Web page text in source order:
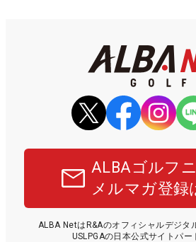
ALBAゴルフ
メルマガ登録
ALBA NetはR&Aのオフィシャルデジタ
USLPGAの日本公式サイトパー